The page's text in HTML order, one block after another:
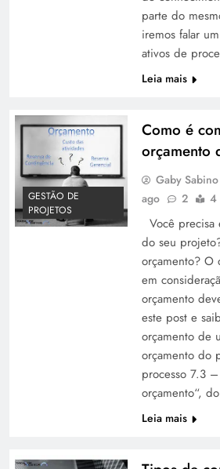
parte do
iremos falar
ativos de
Leia mais
GESTÃO DE
PROJETOS
Como é
orçamento
Gaby Sabino
ago
2 4
Você precisa
do seu
orçamento? O
em
orçamento
este post e
orçamento
orçamento do
processo 7.3
orçamento“,
Leia mais